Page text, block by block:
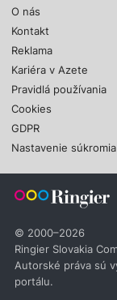
O nás
Kontakt
Reklama
Kariéra v Azete
Pravidlá používania
Cookies
GDPR
Nastavenie súkromia
© 2000–2026
Ringier Slovakia
Autorské práva sú
portálu.